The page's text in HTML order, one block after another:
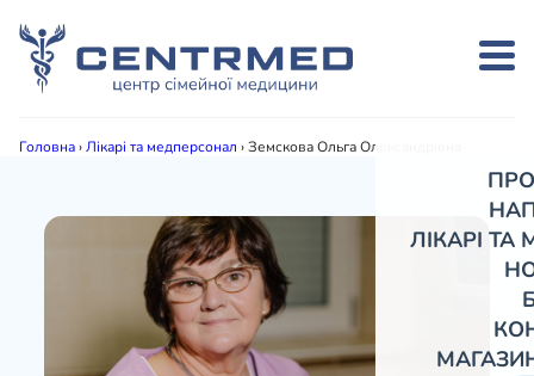
ЛІКАРІ
Головна›Лікарі та медперсонал ›Земскова Ольга Олександрівна